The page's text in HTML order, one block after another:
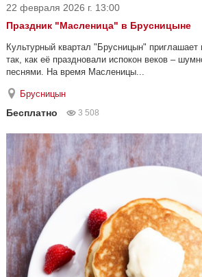
22 февраля 2026 г. 13:00
Праздник "Масленица" в Брусницыне
Культурный квартал "Брусницын"
так, как её праздновали испокон веков –
песнями. На время Масленицы...
Брусницын
Бесплатно 3 508